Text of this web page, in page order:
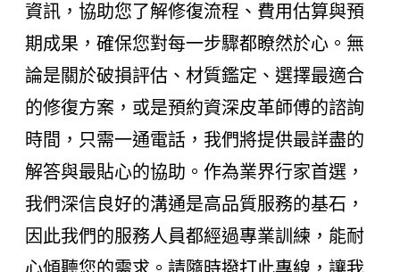
資訊，協助您了解修復流程、費用估算與預
期成果，確保您對每一步驟都瞭然於心。無
論是關於破損評估、材質鑑定、選擇最適合
的修復方案，或是預約資深皮革師傅的諮詢
時間，只需一通電話，我們將提供最詳盡的
解答與最貼心的協助。作為業界行家首選，
我們深信良好的溝通是高品質服務的基石，
因此我們的服務人員都經過專業訓練，能耐
心傾聽您的需求。請隨時撥打此專線，讓我